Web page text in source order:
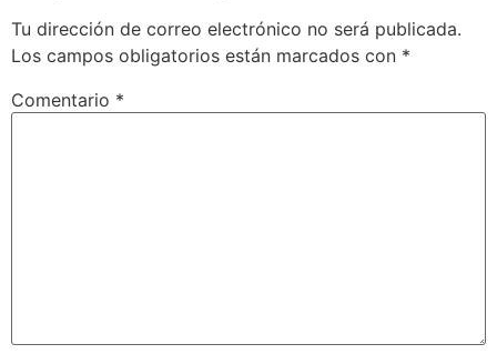
Tu dirección de correo electrónico no será publicada.
Los campos obligatorios están marcados con *
Comentario *